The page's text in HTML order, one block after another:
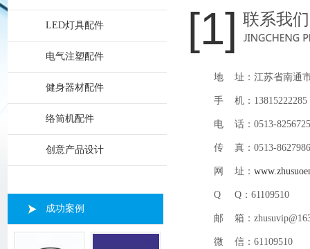
LED灯具配件
电气注塑配件
健身器材配件
络筒机配件
创意产品设计
成功案例
[1] 联系我们
地 址：江苏省南通
手 机：
电 话：0513-
传 真：0513-
网 址：
Q Q：61109510
邮 箱：
微 信：61109510